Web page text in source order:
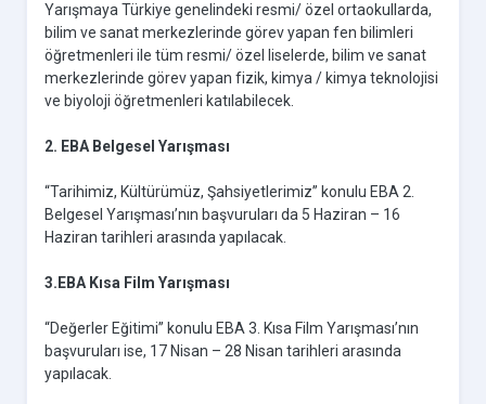
Yarışmaya Türkiye genelindeki resmi/ özel ortaokullarda,
bilim ve sanat merkezlerinde görev yapan fen bilimleri
öğretmenleri ile tüm resmi/ özel liselerde, bilim ve sanat
merkezlerinde görev yapan fizik, kimya / kimya teknolojisi
ve biyoloji öğretmenleri katılabilecek.
2. EBA Belgesel Yarışması
“Tarihimiz, Kültürümüz, Şahsiyetlerimiz” konulu EBA 2.
Belgesel Yarışması’nın başvuruları da 5 Haziran – 16
Haziran tarihleri arasında yapılacak.
3.EBA Kısa Film Yarışması
“Değerler Eğitimi” konulu EBA 3. Kısa Film Yarışması’nın
başvuruları ise, 17 Nisan – 28 Nisan tarihleri arasında
yapılacak.